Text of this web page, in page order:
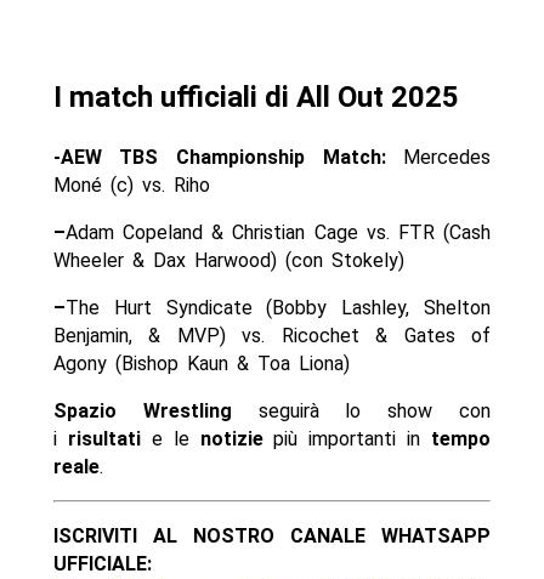
I match ufficiali di All Out 2025
-AEW TBS Championship Match:Mercedes
Moné (c) vs. Riho
–Adam Copeland & Christian Cage vs. FTR (Cash
Wheeler & Dax Harwood) (con Stokely)
–The Hurt Syndicate (Bobby Lashley, Shelton
Benjamin, & MVP) vs. Ricochet & Gates of
Agony (Bishop Kaun & Toa Liona)
Spazio Wrestling seguirà lo show con
i risultatie le notiziepiù importanti in tempo
reale.
ISCRIVITI AL NOSTRO CANALE WHATSAPP
UFFICIALE: